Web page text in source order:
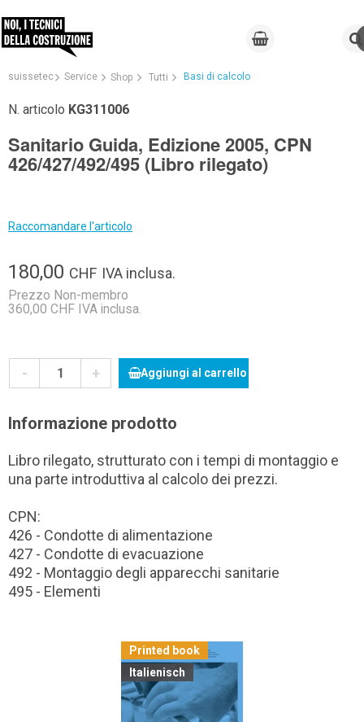
suissetec Service Shop Tutti Basi di calcolo
N. articolo KG311006
Sanitario Guida, Edizione 2005, CPN
426/427/492/495 (Libro rilegato)
Raccomandare l'articolo
180,00 CHF IVA inclusa.
Prezzo Non-membro
360,00 CHF IVA inclusa.
- + Aggiungi al carrello
Informazione prodotto
Libro rilegato, strutturato con i tempi di montaggio e
una parte introduttiva al calcolo dei prezzi.
CPN:
426 - Condotte di alimentazione
427 - Condotte di evacuazione
492 - Montaggio degli apparecchi sanitarie
495 - Elementi
Printed book
Italienisch